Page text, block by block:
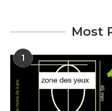
Most
1